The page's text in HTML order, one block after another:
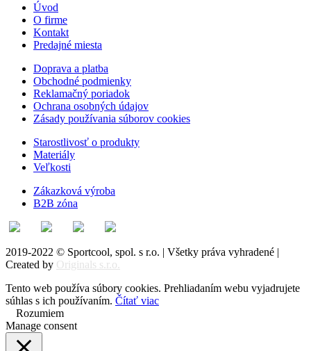
Úvod
O firme
Kontakt
Predajné miesta
Doprava a platba
Obchodné podmienky
Reklamačný poriadok
Ochrana osobných údajov
Zásady používania súborov cookies
Starostlivosť o produkty
Materiály
Veľkosti
Zákazková výroba
B2B zóna
2019-2022 © Sportcool, spol. s r.o. | Všetky práva vyhradené |
Created by Originals s.r.o.
Tento web používa súbory cookies. Prehliadaním webu vyjadrujete
súhlas s ich používaním. Čítať viac
Rozumiem
Manage consent